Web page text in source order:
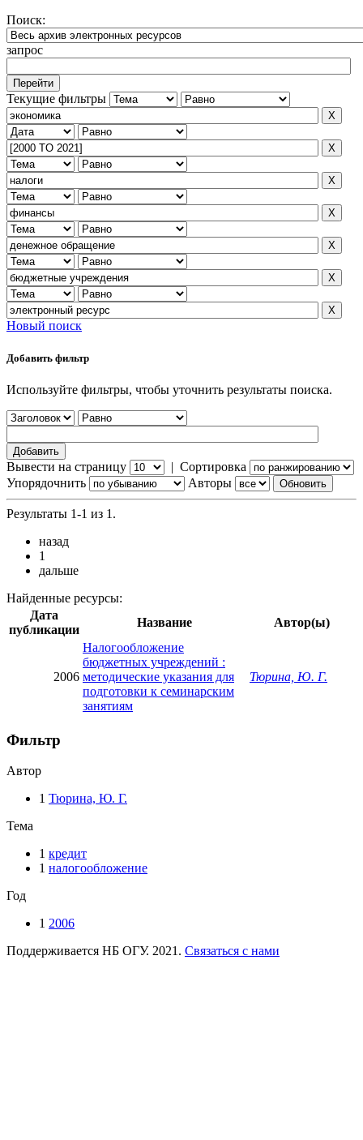
Поиск:
запрос
Текущие фильтры
Новый поиск
Добавить фильтр
Используйте фильтры, чтобы уточнить результаты поиска.
Вывести на страницу | Сортировка
Упорядочнить
Авторы
Результаты 1-1 из 1.
назад
1
дальше
Найденные ресурсы:
Дата
публикации
Название Автор(ы)
2006
Налогообложение
бюджетных учреждений :
методические указания для
подготовки к семинарским
занятиям
Тюрина, Ю. Г.
Фильтр
Автор
1 Тюрина, Ю. Г.
Тема
1 кредит
1 налогообложение
Год
1 2006
Поддерживается НБ ОГУ. 2021. Связаться с нами